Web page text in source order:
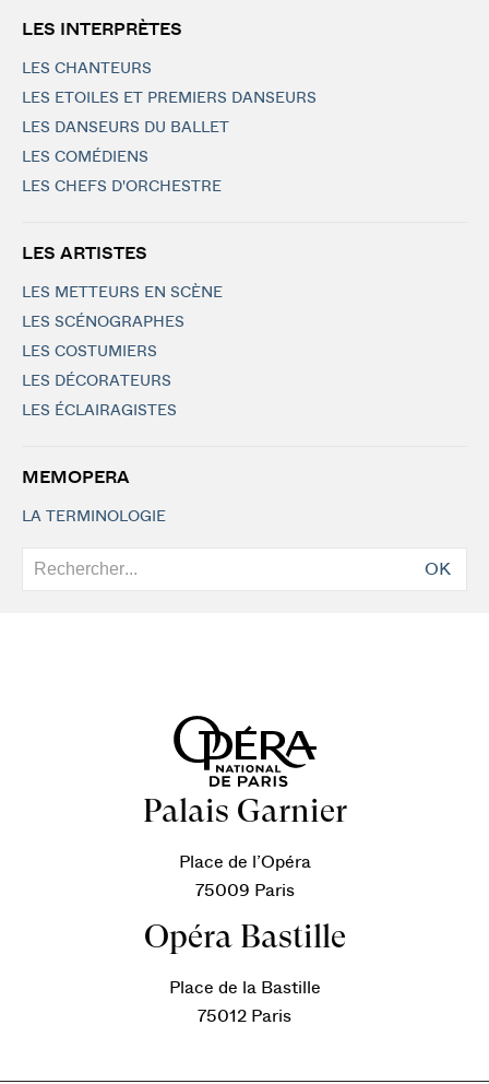
LES INTERPRÈTES
LES CHANTEURS
LES ETOILES ET PREMIERS DANSEURS
LES DANSEURS DU BALLET
LES COMÉDIENS
LES CHEFS D'ORCHESTRE
LES ARTISTES
LES METTEURS EN SCÈNE
LES SCÉNOGRAPHES
LES COSTUMIERS
LES DÉCORATEURS
LES ÉCLAIRAGISTES
MEMOPERA
LA TERMINOLOGIE
OK
Palais Garnier
Place de l’Opéra
75009 Paris
Opéra Bastille
Place de la Bastille
75012 Paris